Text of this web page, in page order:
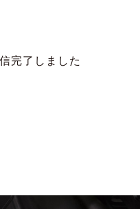
完了しました